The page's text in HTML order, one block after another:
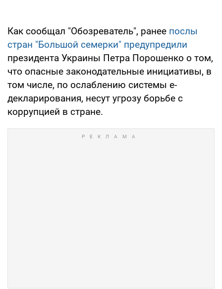
Как сообщал "Обозреватель", ранее послы
стран "Большой семерки" предупредили
президента Украины Петра Порошенко о том,
что опасные законодательные инициативы, в
том числе, по ослаблению системы е-
декларирования, несут угрозу борьбе с
коррупцией в стране.